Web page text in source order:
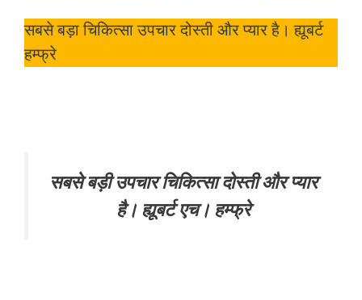
सबसे बड़ा चिकित्सा उपचार दोस्ती और प्यार है। ह्यूबर्ट
हम्फ्रे
सबसे बड़ी उपचार चिकित्सा दोस्ती और प्यार
है। ह्यूबर्ट एच। हम्फ्रे